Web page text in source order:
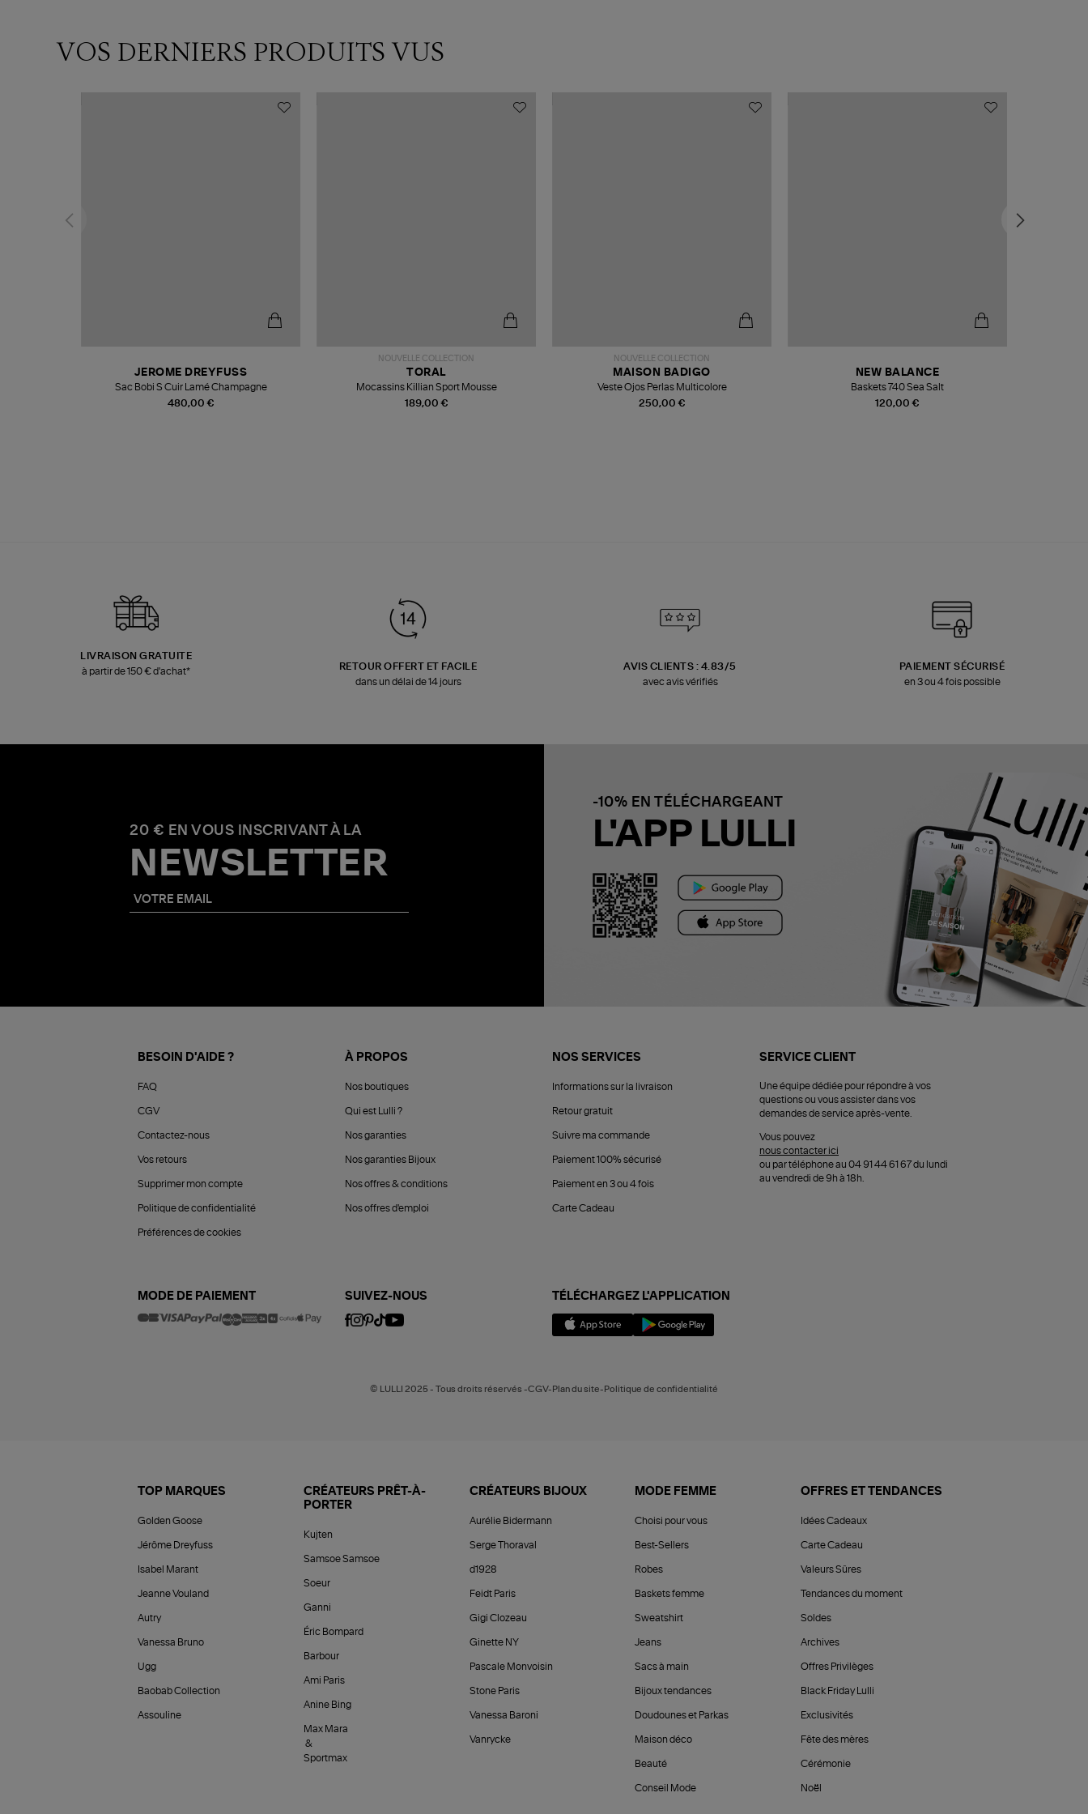
VOS DERNIERS PRODUITS VUS
480,00 €
JEROME DREYFUSS
Sac Bobi S Cuir Lamé Champagne
NOUVELLE COLLECTION
189,00 €
TORAL
Mocassins Killian Sport Mousse
NOUVELLE COLLECTION
250,00 €
MAISON BADIGO
Veste Ojos Perlas Multicolore
120,00 €
NEW BALANCE
Baskets 740 Sea Salt
LIVRAISON GRATUITE
à partir de 150 € d'achat*
RETOUR OFFERT ET FACILE
dans un délai de 14 jours
AVIS CLIENTS : 4.83/5
avec avis vérifiés
PAIEMENT SÉCURISÉ
en 3 ou 4 fois possible
20 € EN VOUS INSCRIVANT À LA
NEWSLETTER
-10% EN TÉLÉCHARGEANT
L'APP LULLI
BESOIN D'AIDE ?
FAQ
CGV
Contactez-nous
Vos retours
Supprimer mon compte
Politique de confidentialité
Préférences de cookies
À PROPOS
Nos boutiques
Qui est Lulli ?
Nos garanties
Nos garanties Bijoux
Nos offres & conditions
Nos offres d'emploi
NOS SERVICES
Informations sur la livraison
Retour gratuit
Suivre ma commande
Paiement 100% sécurisé
Paiement en 3 ou 4 fois
Carte Cadeau
SERVICE CLIENT
Une équipe dédiée pour répondre à vos
questions ou vous assister dans vos
demandes de service après-vente.
Vous pouvez
nous contacter ici
ou par téléphone au 04 91 44 61 67 du lundi
au vendredi de 9h à 18h.
MODE DE PAIEMENT SUIVEZ-NOUS TÉLÉCHARGEZ L'APPLICATION
© LULLI 2025 - Tous droits réservés -CGV-Plan du site-Politique de confidentialité
TOP MARQUES
Golden Goose
Jérôme Dreyfuss
Isabel Marant
Jeanne Vouland
Autry
Vanessa Bruno
Ugg
Baobab Collection
Assouline
CRÉATEURS PRÊT-À-
PORTER
Kujten
Samsoe Samsoe
Soeur
Ganni
Éric Bompard
Barbour
Ami Paris
Anine Bing
Max Mara
&
Sportmax
CRÉATEURS BIJOUX
Aurélie Bidermann
Serge Thoraval
d1928
Feidt Paris
Gigi Clozeau
Ginette NY
Pascale Monvoisin
Stone Paris
Vanessa Baroni
Vanrycke
MODE FEMME
Choisi pour vous
Best-Sellers
Robes
Baskets femme
Sweatshirt
Jeans
Sacs à main
Bijoux tendances
Doudounes et Parkas
Maison déco
Beauté
Conseil Mode
OFFRES ET TENDANCES
Idées Cadeaux
Carte Cadeau
Valeurs Sûres
Tendances du moment
Soldes
Archives
Offres Privilèges
Black Friday Lulli
Exclusivités
Fête des mères
Cérémonie
Noël